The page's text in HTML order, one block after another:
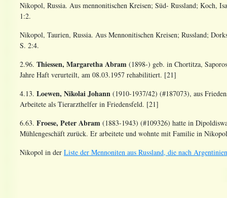
Nikopol, Russia. Aus mennonitischen Kreisen; Süd- Russland; Koch,
1:2.
Nikopol, Taurien, Russia. Aus Mennonitischen Kreisen; Russland;
S. 2:4.
2.96. Thiessen, Margaretha Abram (1898-) geb. in Chortitza,
Jahre Haft verurteilt, am 08.03.1957 rehabilitiert. [21]
4.13. Loewen, Nikolai Johann (1910-1937/42) (#187073), aus
Arbeitete als Tierarzthelfer in Friedensfeld. [21]
6.63. Froese, PeterAbram (1883-1943) (#109326) hatte in
Mühlengeschäft zurück. Er arbeitete und wohnte mit Familie in
Nikopol in der Liste der Mennoniten aus Russland, die nach